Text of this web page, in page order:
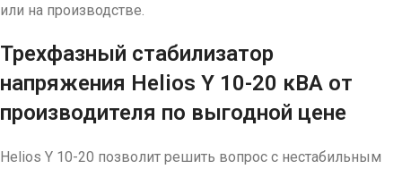
или на производстве.
Трехфазный стабилизатор
напряжения Helios Y 10-20 кВА от
производителя по выгодной цене
Helios Y 10-20 позволит решить вопрос с нестабильным